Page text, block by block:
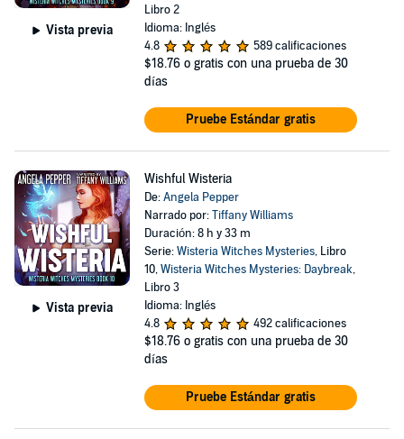
Vista previa
Libro 2
Idioma: Inglés
4.8
589 calificaciones
$18.76 o gratis con una prueba de 30
días
Pruebe Estándar gratis
Vista previa
Wishful Wisteria
De:Angela Pepper
Narrado por:Tiffany Williams
Duración: 8 h y 33 m
Serie:Wisteria Witches Mysteries, Libro
10,Wisteria Witches Mysteries: Daybreak,
Libro 3
Idioma: Inglés
4.8
492 calificaciones
$18.76 o gratis con una prueba de 30
días
Pruebe Estándar gratis